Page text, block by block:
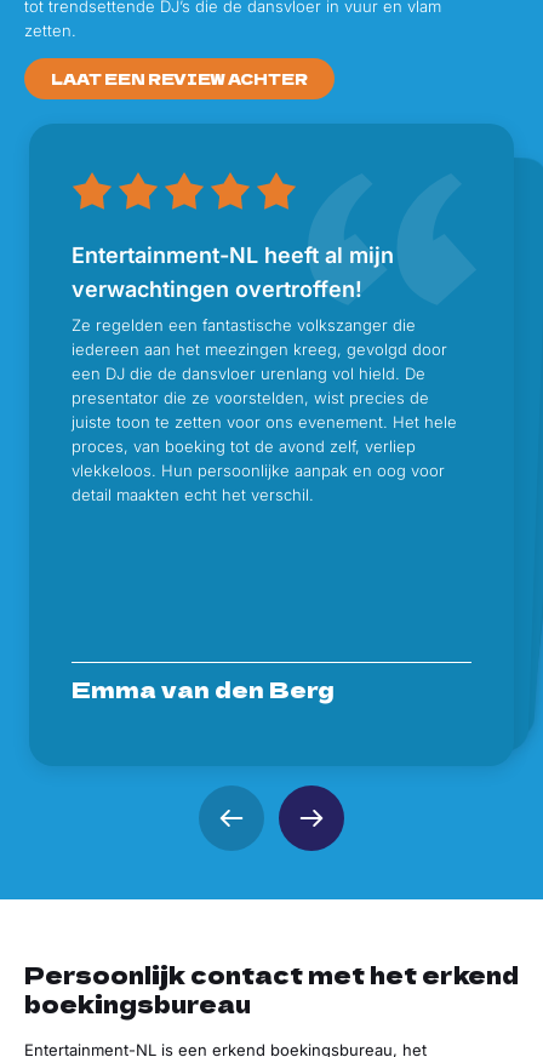
tot trendsettende DJ’s die de dansvloer in vuur en vlam
zetten.
LAAT EEN REVIEW ACHTER
Entertainment-NL heeft al mijn
verwachtingen overtroffen!
Ze regelden een fantastische volkszanger die
iedereen aan het meezingen kreeg, gevolgd door
een DJ die de dansvloer urenlang vol hield. De
presentator die ze voorstelden, wist precies de
juiste toon te zetten voor ons evenement. Het hele
proces, van boeking tot de avond zelf, verliep
vlekkeloos. Hun persoonlijke aanpak en oog voor
detail maakten echt het verschil.
Emma van den Berg
Goed managementsbedrijf
Mooie inrichting fantastische sfeer groots
managementbedrijf geleid door een van de beste in
het vak WINO
Dennis Langenakker
Heel blij
Ze regelden een fantastische volkszanger die iedereen aan het meezingen kreeg, gevolgd door een DJ die de dansvloer urenlang vol hield.
Artiest voor een prive feest
Het team van Entertainment was gemakkelijk te
benaderen en vriendelijk met goede service. Na het
boeken van een artiest werden we snel geholpen
door Glenn voor het plannen van het optreden op
ons prive feest. Een echte aanrader!
Goede service en duidelijke
afspraken
Bij aanvraag hadden wij direct contact met Louis,
waarbij we snel antwoord kregen op onze vragen en
voorwaarden. Ze kwamen ook de afspraken na, alles
was goed afgestemd op de technische aspecten van
het evenement en nam contact op kort na het
optreden of alles naar wens was. Vanaf het eerste
contact tot na het optreden van de zanger was goed
geregeld, zeer aan te raden!
Persoonlijk contact met het erkend
boekingsbureau
Entertainment-NL is een erkend boekingsbureau, het